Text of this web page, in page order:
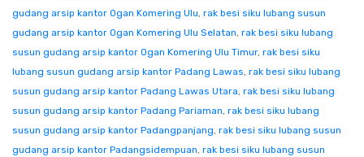
gudang arsip kantor Ogan Komering Ulu, rak besi siku lubang susun
gudang arsip kantor Ogan Komering Ulu Selatan, rak besi siku lubang
susun gudang arsip kantor Ogan Komering Ulu Timur, rak besi siku
lubang susun gudang arsip kantor Padang Lawas, rak besi siku lubang
susun gudang arsip kantor Padang Lawas Utara, rak besi siku lubang
susun gudang arsip kantor Padang Pariaman, rak besi siku lubang
susun gudang arsip kantor Padangpanjang, rak besi siku lubang susun
gudang arsip kantor Padangsidempuan, rak besi siku lubang susun